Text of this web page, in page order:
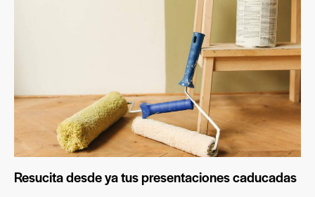
Resucita desde ya tus presentaciones caducadas